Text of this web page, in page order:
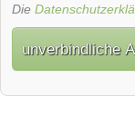
Die
unverbindliche